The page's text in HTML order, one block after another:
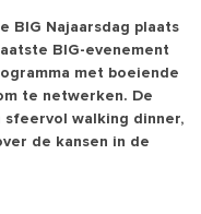
BIG Najaarsdag plaats
BIG-evenement
met boeiende
te netwerken. De
walking dinner,
de kansen in de